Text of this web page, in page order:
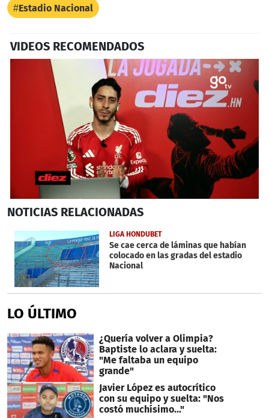
Estadio Nacional
VIDEOS RECOMENDADOS
seconds
4
minutes,
57
seconds
NOTICIAS RELACIONADAS
LIGA HONDUBET
Se cae cerca de láminas que habían
colocado en las gradas del estadio
Nacional
LO ÚLTIMO
¿Quería volver a Olimpia?
Baptiste lo aclara y suelta:
"Me faltaba un equipo
grande"
Javier López es autocrítico
con su equipo y suelta: "Nos
costó muchísimo..."